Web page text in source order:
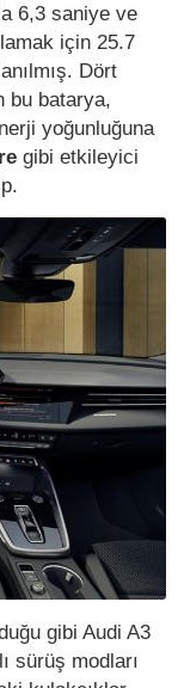
6,3 saniye ve
için 25.7
Dört
bu batarya,
yoğunluğuna
gibi etkileyici
gibi Audi A3
sürüş modları